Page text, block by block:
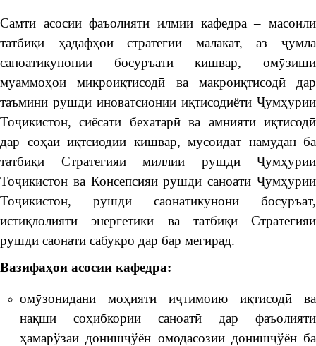
Самти асосии фаъолияти илмии кафедра – масоили
татбиқи ҳадафҳои стратегии малакат, аз ҷумла
саноатикунонии босуръати кишвар, омӯзиши
муаммоҳои микроиқтисодӣ ва макроиқтисодӣ дар
таъмини рушди иноватсионии иқтисодиёти Ҷумҳурии
Тоҷикистон, сиёсати бехатарӣ ва амнияти иқтисодӣ
дар соҳаи иқтсиодии кишвар, мусоидат намудан ба
татбиқи Стратегияи миллии рушди Ҷумҳурии
Тоҷикистон ва Консепсияи рушди саноати Ҷумҳурии
Тоҷикистон, рушди саонатикунони босуръат,
истиқлолияти энергетикӣ ва татбиқи Стратегияи
рушди саонати сабукро дар бар мегирад.
Вазифаҳои асосии кафедра:
омӯзонидани моҳияти иҷтимоию иқтисодӣ ва
нақши соҳибкории саноатӣ дар фаъолияти
ҳамарўзаи донишҷўён омодасозии донишҷўён ба